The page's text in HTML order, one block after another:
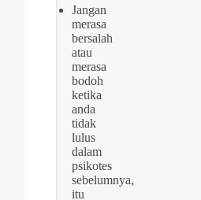
Jangan
merasa
bersalah
atau
merasa
bodoh
ketika
anda
tidak
lulus
dalam
psikotes
sebelumnya,
itu